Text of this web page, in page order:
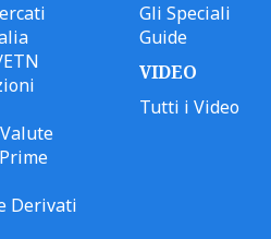
Derivati
Gli Speciali
Guide
VIDEO
Tutti i Video